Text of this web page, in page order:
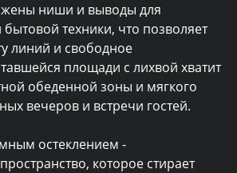
ниши и выводы для
техники, что позволяет
линий и свободное
площади с лихвой хватит
обеденной зоны и мягкого
вечеров и встречи гостей.
остеклением -
которое стирает